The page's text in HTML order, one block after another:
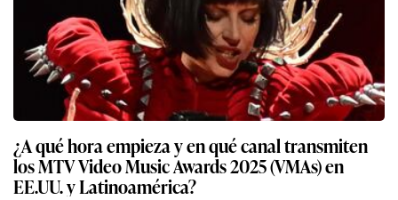
¿A qué hora empieza y en qué canal transmiten
los MTV Video Music Awards 2025 (VMAs) en
EE.UU. y Latinoamérica?